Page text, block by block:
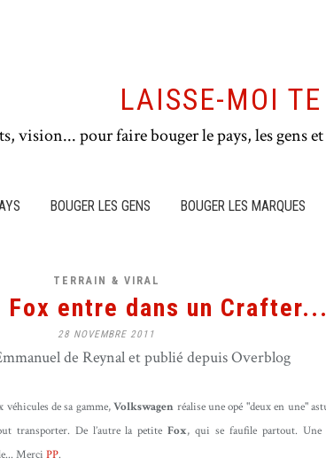
LAISSE-MOI
vision... pour faire bouger le pays, les gens
BOUGER LES GENS BOUGER LES MARQUES
TERRAIN & VIRAL
Fox entre dans un Crafter...
28 NOVEMBRE 2011
de Reynal et publié depuis Overblog
de sa gamme,Volkswagen réalise une opé "deux en une"
transporter. De l’autre la petiteFox, qui se faufile partout. Une
Merci PP.